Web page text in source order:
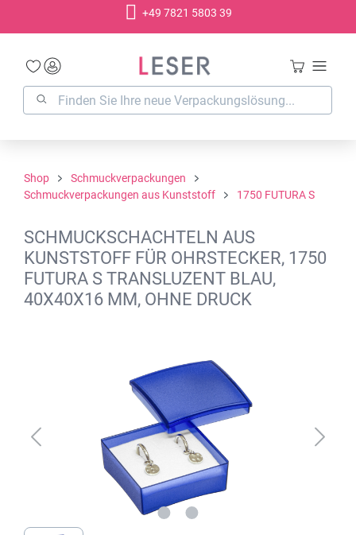
+49 7821 5803 39
Shop
Schmuckverpackungen
Schmuckverpackungen aus Kunststoff
1750 FUTURA S
SCHMUCKSCHACHTELN AUS
KUNSTSTOFF FÜR OHRSTECKER, 1750
FUTURA S TRANSLUZENT BLAU,
40X40X16 MM, OHNE DRUCK